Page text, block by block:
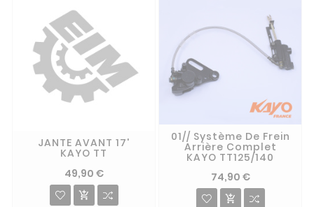
JANTE AVANT 17'
KAYO TT
49,90 €

01// Système De Frein
Arrière Complet
KAYO TT125/140
74,90 €
